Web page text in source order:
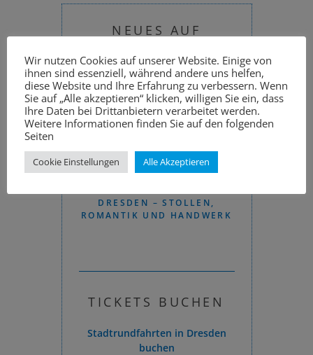
NEUES AUF
–
DRESDEN – STOLLEN,
ROMANTIK UND HANDWERK
TICKETS BUCHEN
Stadtrundfahrten in Dresden
buchen
Wir nutzen Cookies auf unserer Website. Einige von
ihnen sind essenziell, während andere uns helfen,
diese Website und Ihre Erfahrung zu verbessern. Wenn
Sie auf „Alle akzeptieren“ klicken, willigen Sie ein, dass
Ihre Daten bei Drittanbietern verarbeitet werden.
Weitere Informationen finden Sie auf den folgenden
Seiten
Cookie Einstellungen Alle Akzeptieren